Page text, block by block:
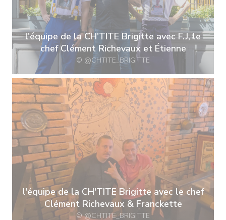
l'équipe de la CH'TITE Brigitte avec F.J, le
chef Clément Richevaux et Étienne
© @CHTITE_BRIGITTE
l'équipe de la CH'TITE Brigitte avec le chef
Clément Richevaux & Franckette
© @CHTITE_BRIGITTE